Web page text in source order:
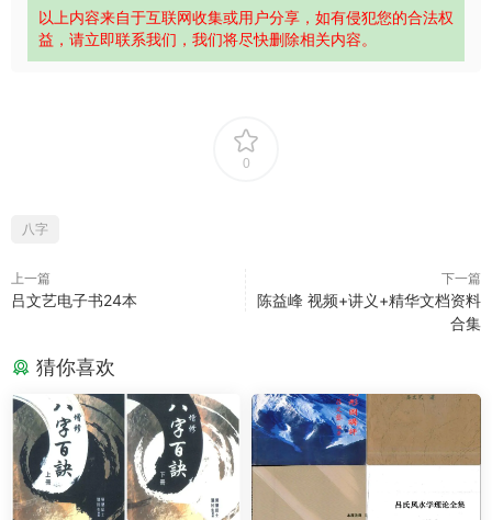
以上内容来自于互联网收集或用户分享，如有侵犯您的合法权
益，请立即联系我们，我们将尽快删除相关内容。
0
八字
上一篇
吕文艺电子书24本
下一篇
陈益峰 视频+讲义+精华文档资料
合集
猜你喜欢